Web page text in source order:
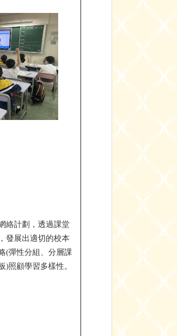
絡計劃，透過課堂
發展出適切的校本
(彈性分組、分層課
)照顧學習多樣性。